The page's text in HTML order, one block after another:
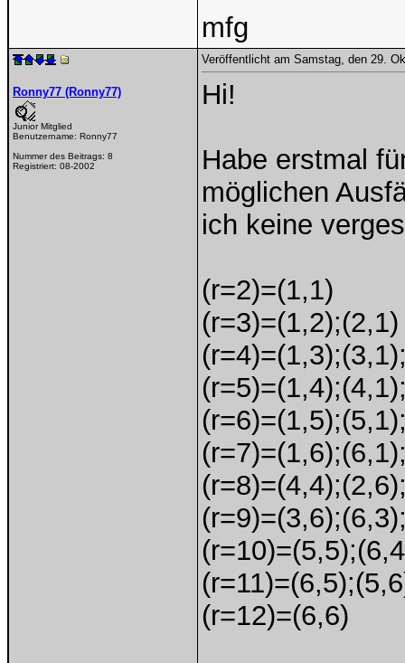
mfg
Ronny77 (Ronny77)
Junior Mitglied
Benutzername: Ronny77
Nummer des Beitrags: 8
Registriert: 08-2002
Veröffentlicht am Samstag, den 29.
Hi!
Habe erstmal
möglichen
ich keine
(r=2)=(1,1)
(r=3)=(1,2);(2,1)
(r=12)=(6,6)